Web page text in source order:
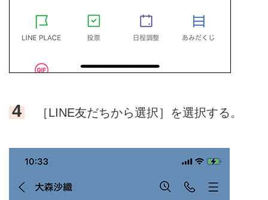
4 ［LINE友だちから選択］を選択する。